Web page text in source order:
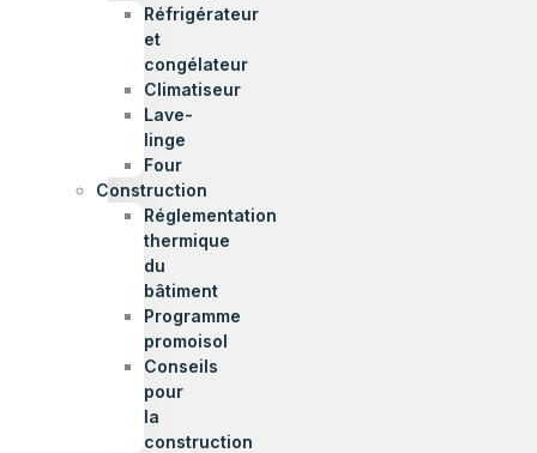
Réfrigérateur
et
congélateur
Climatiseur
Lave-
linge
Four
Construction
Réglementation
thermique
du
bâtiment
Programme
promoisol
Conseils
pour
la
construction